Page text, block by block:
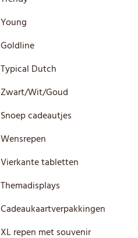
Young
Goldline
Typical Dutch
Zwart/Wit/Goud
Snoep cadeautjes
Wensrepen
Vierkante tabletten
Themadisplays
Cadeaukaartverpakkingen
XL repen met souvenir